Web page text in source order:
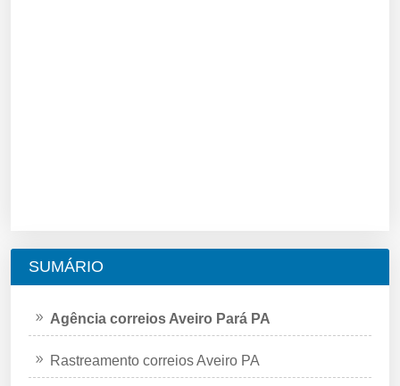
SUMÁRIO
Agência correios Aveiro Pará PA
Rastreamento correios Aveiro PA